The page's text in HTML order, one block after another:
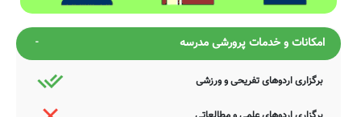
امکانات و خدمات پرورشی مدرسه
برگزاری اردوهای تفریحی و ورزشی